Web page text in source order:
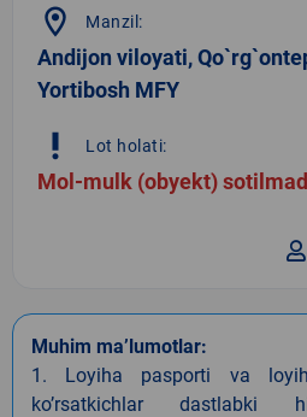
location_on Manzil:
Andijon viloyati,
Yortibosh MFY
priority_high Lot holati:
Mol-mulk (obyekt)
Muhim ma’lumotlar:
1. Loyiha pasporti va
koʼrsatkichlar dastlabki